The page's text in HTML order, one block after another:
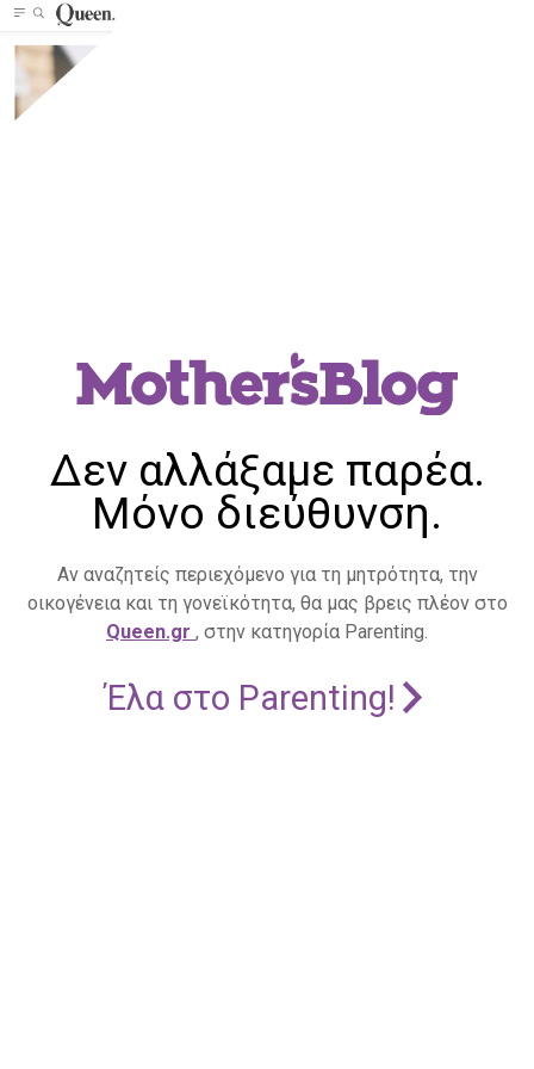
Δεν αλλάξαμε παρέα.
Μόνο διεύθυνση.
Αν αναζητείς περιεχόμενο για τη μητρότητα, την
οικογένεια και τη γονεϊκότητα, θα μας βρεις πλέον στο
Queen.gr , στην κατηγορία Parenting.
Έλα στο Parenting!